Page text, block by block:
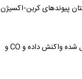
پیوندهای کربن-اکسیژن
مسیر تجزیه-جذب: ابتدا CaCO₃ به اکسید کلسیم (CaO) و CO₂ تجزیه می‌شود. سپس CO₂ با متان فعال شده واکنش داده و CO و